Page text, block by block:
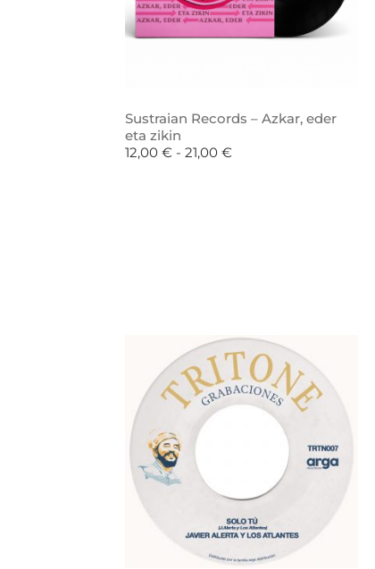
Sustraian Records – Azkar, eder
eta zikin
12,00 € - 21,00 €